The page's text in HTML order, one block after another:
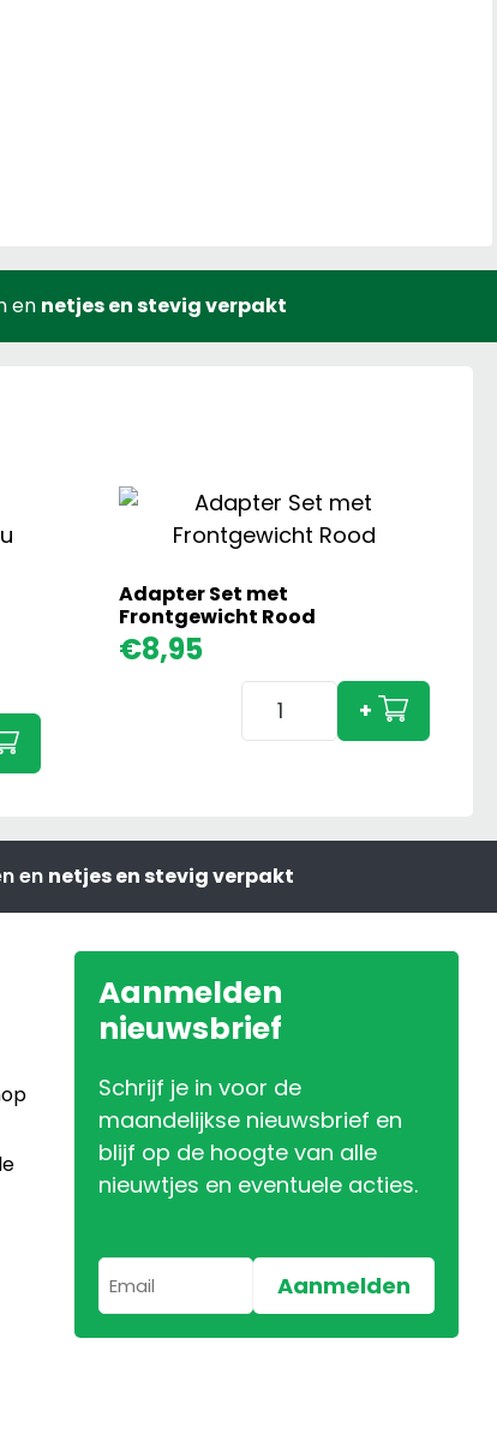
en netjes en stevig verpakt
Adapter Set met
Frontgewicht Rood
€8,95
Adapter
+
en netjes en stevig verpakt
Aanmelden
nieuwsbrief
Schrijf je in voor de
maandelijkse nieuwsbrief en
blijf op de hoogte van alle
nieuwtjes en eventuele acties.